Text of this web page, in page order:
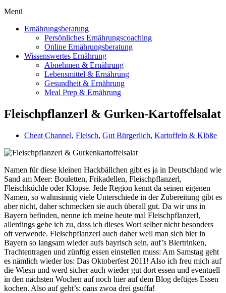
Menü
Ernährungsberatung
Persönliches Ernährungscoaching
Online Ernährungsberatung
Wissenswertes Ernährung
Abnehmen & Ernährung
Lebensmittel & Ernährung
Gesundheit & Ernährung
Meal Prep & Ernährung
Fleischpflanzerl & Gurken-Kartoffelsalat
Cheat Channel, Fleisch, Gut Bürgerlich, Kartoffeln & Klöße
Namen für diese kleinen Hackbällchen gibt es ja in Deutschland wie
Sand am Meer: Bouletten, Frikadellen, Fleischpflanzerl,
Fleischküchle oder Klopse. Jede Region kennt da seinen eigenen
Namen, so wahnsinnig viele Unterschiede in der Zubereitung gibt es
aber nicht, daher schmecken sie auch überall gut. Da wir uns in
Bayern befinden, nenne ich meine heute mal Fleischpflanzerl,
allerdings gebe ich zu, dass ich dieses Wort selber nicht besonders
oft verwende. Fleischpflanzerl auch daher weil man sich hier in
Bayern so langsam wieder aufs bayrisch sein, auf’s Biertrinken,
Trachtentragen und zünftig essen einstellen muss: Am Samstag geht
es nämlich wieder los: Das Oktoberfest 2011! Also ich freu mich auf
die Wiesn und werd sicher auch wieder gut dort essen und eventuell
in den nächsten Wochen auf noch hier auf dem Blog deftiges Essen
kochen. Also auf geht’s: oans zwoa drei gsuffa!